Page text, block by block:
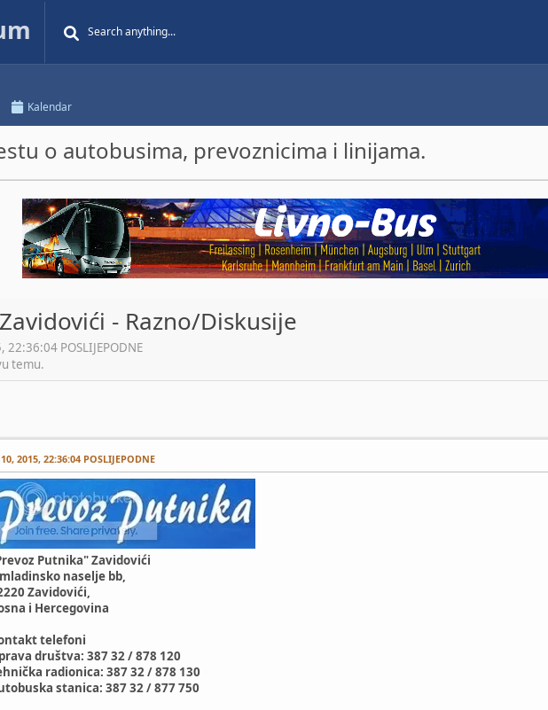
Kalendar
o autobusima, prevoznicima i linijama.
- Razno/Diskusije
POSLIJEPODNE
temu.
2015, 22:36:04 POSLIJEPODNE
Putnika" Zavidovići
naselje bb,
Zavidovići,
i Hercegovina
telefoni
društva: 387 32 / 878 120
radionica: 387 32 / 878 130
stanica: 387 32 / 877 750